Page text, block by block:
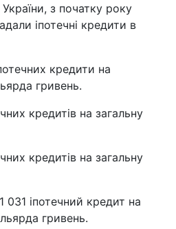
з початку року
іпотечні кредити в
кредити на
гривень.
кредитів на загальну
кредитів на загальну
031 іпотечний кредит на
гривень.